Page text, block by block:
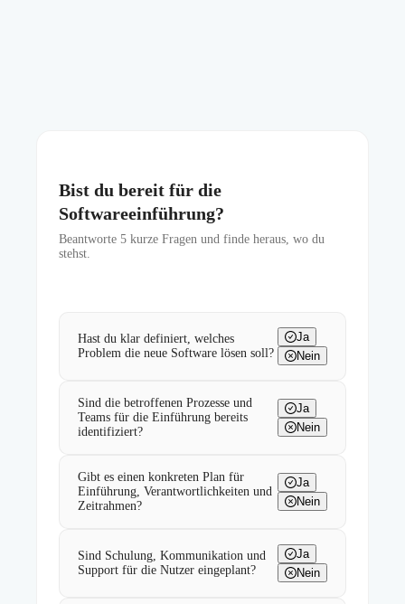
Bist du bereit für die
Softwareeinführung?
Beantworte 5 kurze Fragen und finde heraus, wo du
stehst.
Hast du klar definiert, welches
Problem die neue Software lösen soll?
Ja
Nein
Sind die betroffenen Prozesse und
Teams für die Einführung bereits
identifiziert?
Ja
Nein
Gibt es einen konkreten Plan für
Einführung, Verantwortlichkeiten und
Zeitrahmen?
Ja
Nein
Sind Schulung, Kommunikation und
Support für die Nutzer eingeplant?
Ja
Nein